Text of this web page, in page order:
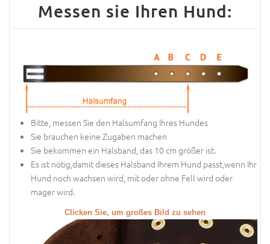
Messen sie Ihren Hund:
Bitte, messen Sie den Halsumfang Ihres Hundes
Sie brauchen keine Zugaben machen
Sie bekommen ein Halsband, das 10 cm größer ist.
Es ist nötig,damit dieses Halsband Ihrem Hund passt,wenn Ihr
Hund noch wachsen wird, mit oder ohne Fell wird oder
mager wird.
Clicken Sie, um großes Bild zu sehen